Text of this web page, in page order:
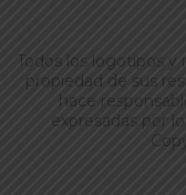
Todos los logotipos
propiedad de sus
hace
expresadas por